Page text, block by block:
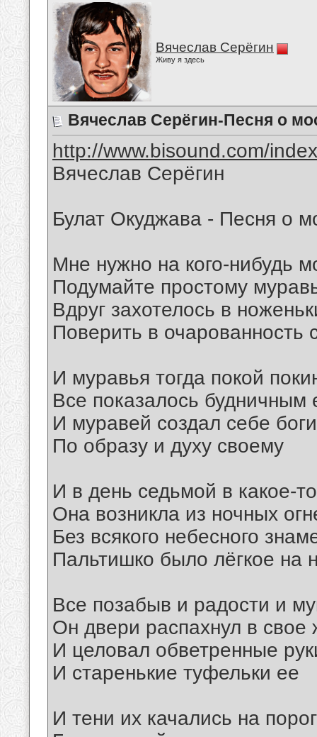
Вячеслав Серёгин
Живу я здесь
Вячеслав Серёгин-Песня о
http://www.bisound.com/
Вячеслав Серёгин
Булат Окуджава - Песня о
Мне нужно на кого-нибудь
Подумайте простому
Вдруг захотелось в
Поверить в очарованность
И муравья тогда покой
Все показалось будничным
И муравей создал себе
По образу и духу своему
И в день седьмой в какое-
Она возникла из ночных
Без всякого небесного
Пальтишко было лёгкое на
Все позабыв и радости и
Он двери распахнул в свое
И целовал обветренные
И старенькие туфельки ее
И тени их качались на